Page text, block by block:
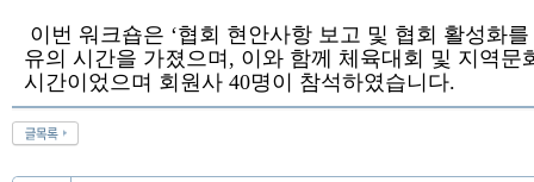
이번 워크숍은 ‘협회 현안사항 보고 및 협회 활성화
유의 시간을 가졌으며 , 이와 함께 체육대회 및 지역문
시간이었으며 회원사 40명이 참석하였습니다.